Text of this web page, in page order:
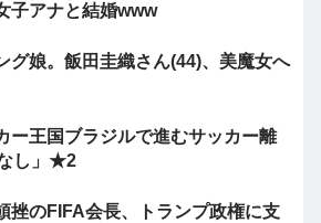
子アナと結婚www
グ娘。飯田圭織さん(44)、美魔女へ
ー王国ブラジルで進むサッカー離
し」★2
挫のFIFA会長、トランプ政権に支